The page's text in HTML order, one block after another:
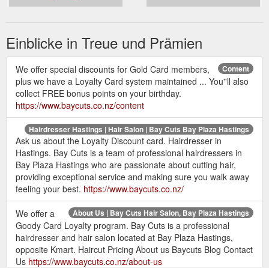
Einblicke in Treue und Prämien
Content
We offer special discounts for Gold Card members,
plus we have a Loyalty Card system maintained ... You''ll also
collect FREE bonus points on your birthday.
https://www.baycuts.co.nz/content
Hairdresser Hastings | Hair Salon | Bay Cuts Bay Plaza Hastings
Ask us about the Loyalty Discount card. Hairdresser in
Hastings. Bay Cuts is a team of professional hairdressers in
Bay Plaza Hastings who are passionate about cutting hair,
providing exceptional service and making sure you walk away
feeling your best. https://www.baycuts.co.nz/
About Us | Bay Cuts Hair Salon, Bay Plaza Hastings
We offer a
Goody Card Loyalty program. Bay Cuts is a professional
hairdresser and hair salon located at Bay Plaza Hastings,
opposite Kmart. Haircut Pricing About us Baycuts Blog Contact
Us https://www.baycuts.co.nz/about-us